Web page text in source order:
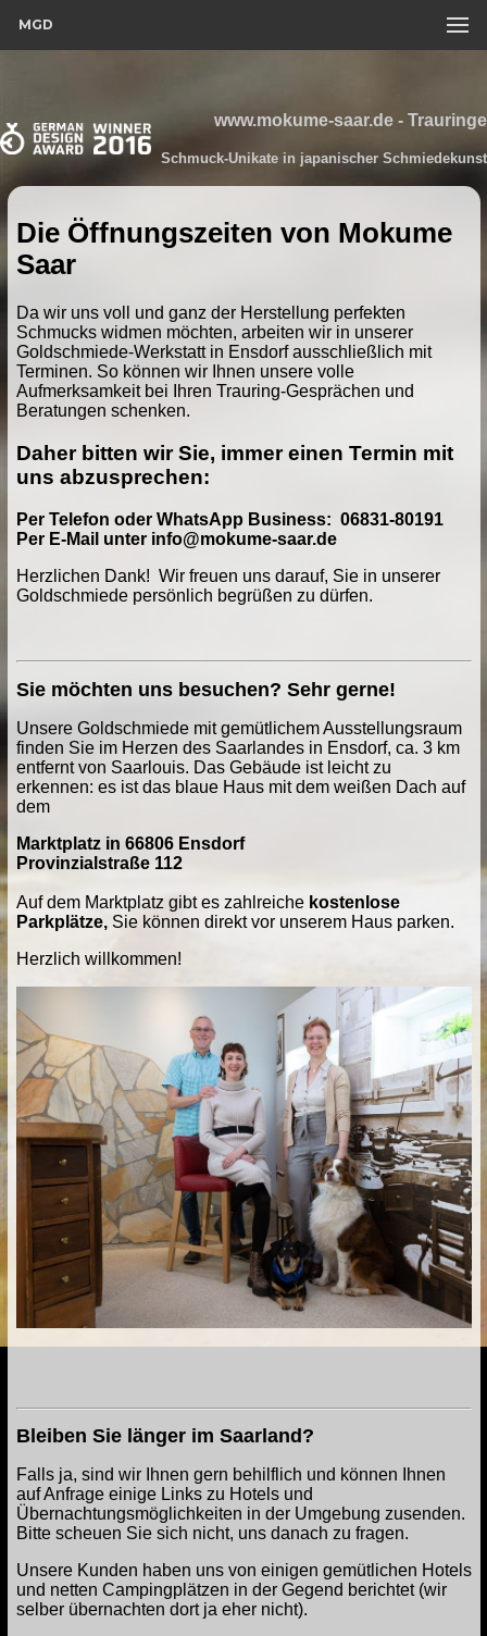
MGD
www.mokume-saar.de - Trauringe
Schmuck-Unikate in japanischer Schmiedekunst
Die Öffnungszeiten von Mokume
Saar
Da wir uns voll und ganz der Herstellung perfekten
Schmucks widmen möchten, arbeiten wir in unserer
Goldschmiede-Werkstatt in Ensdorf ausschließlich mit
Terminen. So können wir Ihnen unsere volle
Aufmerksamkeit bei Ihren Trauring-Gesprächen und
Beratungen schenken.
Daher bitten wir Sie, immer einen Termin mit
uns abzusprechen:
Per Telefon oder WhatsApp Business: 06831-80191
Per E-Mail unter info@mokume-saar.de
Herzlichen Dank! Wir freuen uns darauf, Sie in unserer
Goldschmiede persönlich begrüßen zu dürfen.
Sie möchten uns besuchen? Sehr gerne!
Unsere Goldschmiede mit gemütlichem Ausstellungsraum
finden Sie im Herzen des Saarlandes in Ensdorf, ca. 3 km
entfernt von Saarlouis. Das Gebäude ist leicht zu
erkennen: es ist das blaue Haus mit dem weißen Dach auf
dem
Marktplatz in 66806 Ensdorf
Provinzialstraße 112
Auf dem Marktplatz gibt es zahlreichekostenlose
Parkplätze, Sie können direkt vor unserem Haus parken.
Herzlich willkommen!
Bleiben Sie länger im Saarland?
Falls ja, sind wir Ihnen gern behilflich und können Ihnen
auf Anfrage einige Links zu Hotels und
Übernachtungsmöglichkeiten in der Umgebung zusenden.
Bitte scheuen Sie sich nicht, uns danach zu fragen.
Unsere Kunden haben uns von einigen gemütlichen Hotels
und netten Campingplätzen in der Gegend berichtet (wir
selber übernachten dort ja eher nicht).